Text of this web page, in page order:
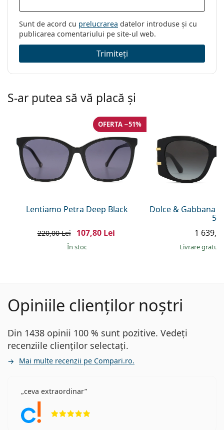
Sunt de acord cu prelucrarea datelor introduse și cu
publicarea comentariului pe site-ul web.
Trimiteți
S-ar putea să vă placă și
Lentiamo Petra Deep Black
OFERTA −51%
220,00 Lei 107,80 Lei
În stoc
Dolce & Gabbana
54
1
Livrare
Opiniile clienților noștri
Din 1438 opinii 100 % sunt pozitive. Vedeți
recenziile clienților selectați.
Mai multe recenzii pe Compari.ro.
ceva extraordinar